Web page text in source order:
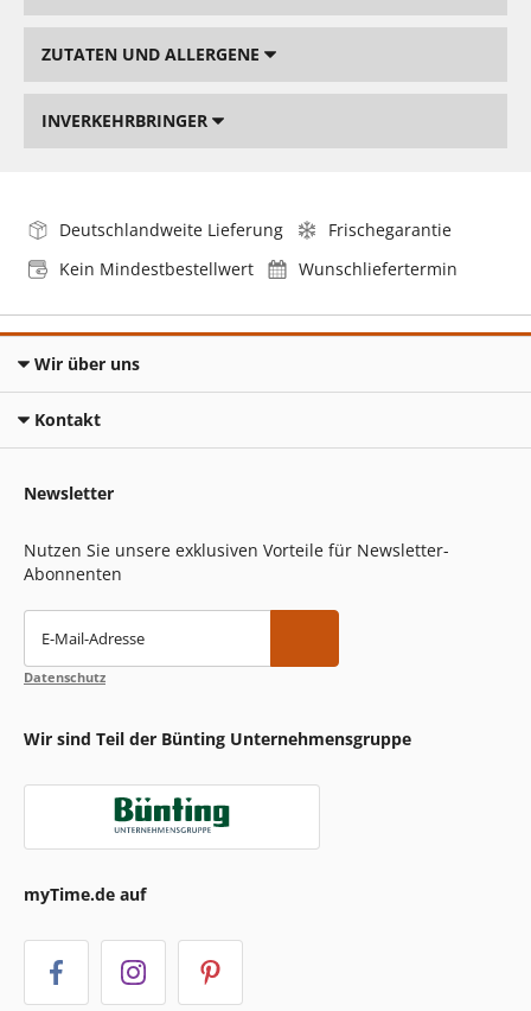
ZUTATEN UND ALLERGENE
INVERKEHRBRINGER
Deutschlandweite Lieferung
Frischegarantie
Kein Mindestbestellwert
Wunschliefertermin
Wir über uns
Kontakt
Newsletter
Nutzen Sie unsere exklusiven Vorteile für Newsletter-
Abonnenten
E-Mail-Adresse
Datenschutz
Wir sind Teil der Bünting Unternehmensgruppe
myTime.de auf